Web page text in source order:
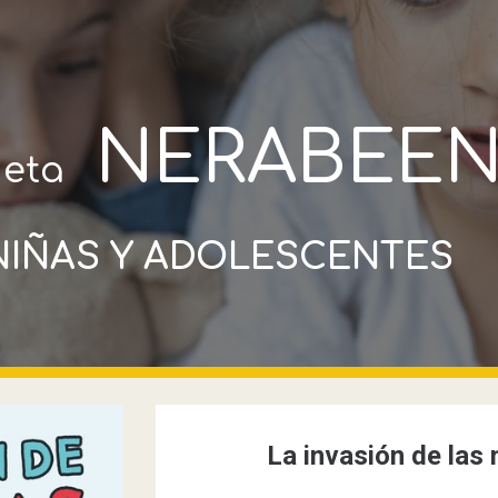
eta
Y ADOLESCENTES
La invasión de